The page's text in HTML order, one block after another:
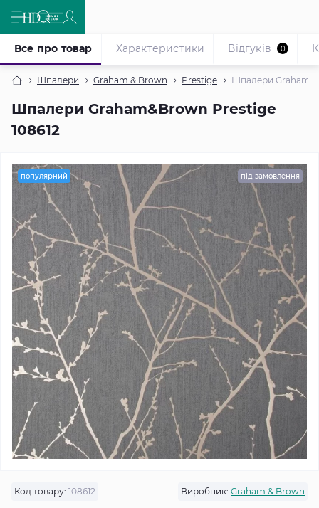
Шпалери Graham & Brown Prestige Шпалери
Шпалери Graham&Brown Prestige
108612
Все про товар Характеристики Відгуків 0
популярний під замовлення
Код товару: 108612 Виробник: Graham & Brown